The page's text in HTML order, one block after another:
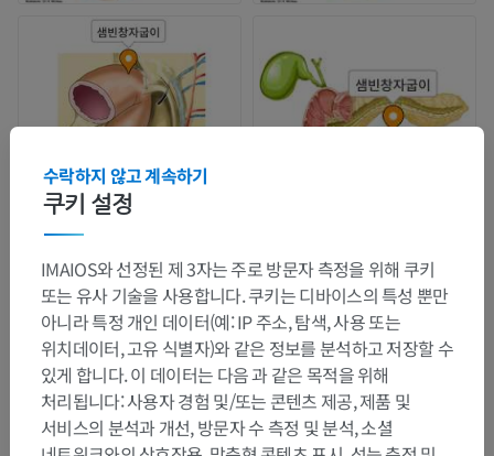
쿠키 설정
수락하지 않고 계속하기
IMAIOS와 선정된 제 3자는 주로 방문자 측정을 위해 쿠키
또는 유사 기술을 사용합니다. 쿠키는 디바이스의 특성 뿐만
아니라 특정 개인 데이터(예: IP 주소, 탐색, 사용 또는
위치데이터, 고유 식별자)와 같은 정보를 분석하고 저장할 수
있게 합니다. 이 데이터는 다음 과 같은 목적을 위해
처리됩니다: 사용자 경험 및/또는 콘텐츠 제공, 제품 및
서비스의 분석과 개선, 방문자 수 측정 및 분석, 소셜